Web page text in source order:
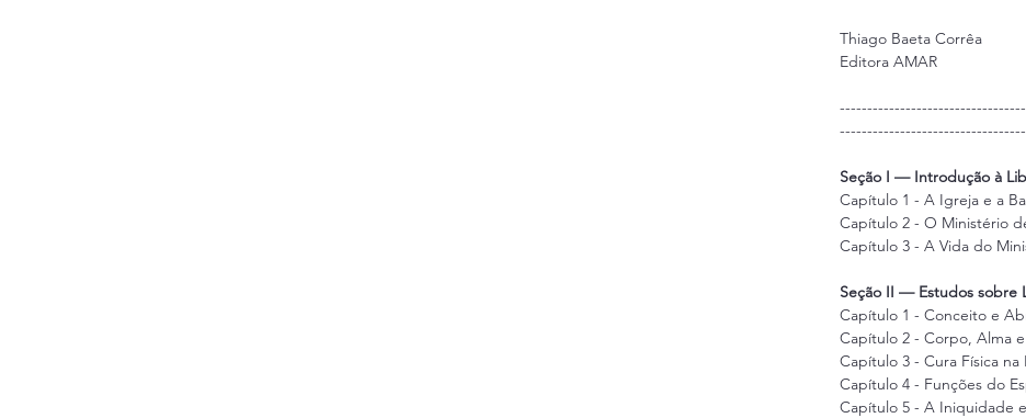
Thiago Baeta Corrêa
Editora AMAR
Seção I — Introdução à
Capítulo 1 - A Igreja e a
Capítulo 2 - O Ministério
Capítulo 3 - A Vida do
Seção II — Estudos sobre
Capítulo 1 - Conceito e
Capítulo 2 - Corpo, Alma
Capítulo 3 - Cura Física na
Capítulo 4 - Funções do
Capítulo 5 - A Iniquidade